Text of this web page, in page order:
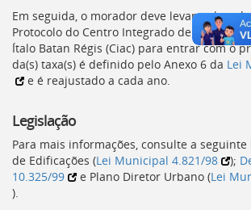
Em seguida, o morador deve levar toda a
Protocolo do Centro Integrado de
Ítalo Batan Régis (Ciac) para entrar com o
da(s) taxa(s) é definido pelo Anexo 6 da Lei
e é reajustado a cada ano.
Legislação
Para mais informações, consulte a seguinte
de Edificações (Lei Municipal 4.821/98 );
10.325/99
e Plano Diretor Urbano (Lei
).